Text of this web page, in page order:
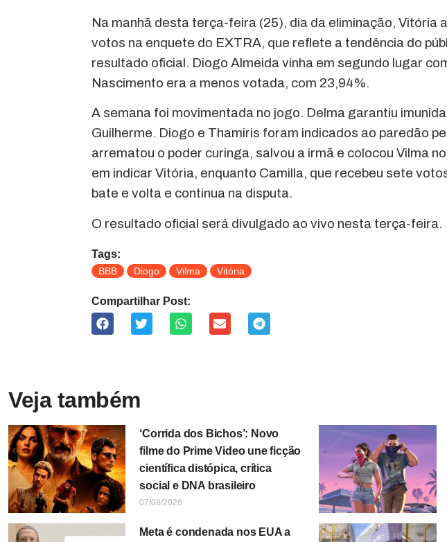
Na manhã desta terça-feira (25), dia da eliminação, Vitória
votos na enquete do EXTRA, que reflete a tendência do
resultado oficial. Diogo Almeida vinha em segundo lugar
Nascimento era a menos votada, com 23,94%.
A semana foi movimentada no jogo. Delma garantiu
Guilherme. Diogo e Thamiris foram indicados ao paredão
arrematou o poder curinga, salvou a irmã e colocou Vilma
em indicar Vitória, enquanto Camilla, que recebeu sete
bate e volta e continua na disputa.
O resultado oficial será divulgado ao vivo nesta terça-feira.
Tags:
BBB Diogo Vilma Vitória
Compartilhar Post:
Veja também
‘Corrida dos Bichos’: Novo
filme do Prime Video une ficção
científica distópica, crítica
social e DNA brasileiro
07/08/2026
Meta é condenada nos EUA a